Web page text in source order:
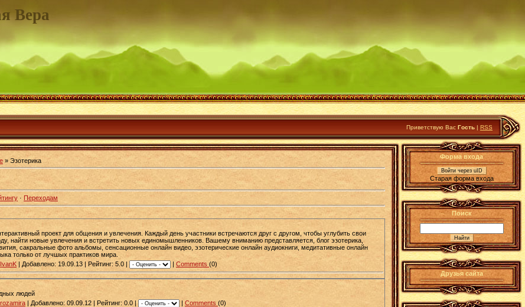
Вера
Приветствую Вас Гость | RSS
» Эзотерика
· Переходам
проект для общения и увлечения. Каждый день участники встречаются друг с другом, чтобы углубить свои
найти новые увлечения и встретить новых единомышленников. Вашему вниманию представляется, блог эзотерика,
сакральные фото альбомы, сенсационные онлайн видео, эзотерические онлайн аудиокниги, медитативные онлайн
только от лучшых практиков мира.
IvanK | Добавлено: 19.09.13 | Рейтинг: 5.0 | | Comments (0)
людей
rozamira | Добавлено: 09.09.12 | Рейтинг: 0.0 | | Comments (0)
Форма входа
Войти через uID
Старая форма входа
Поиск
Друзья сайта